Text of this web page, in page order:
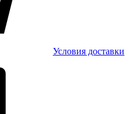
Условия доставки